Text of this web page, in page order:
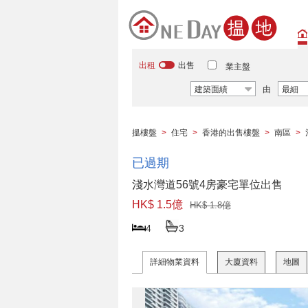
出租 出售 業主盤
建築面績 由 最細
搵樓盤 > 住宅 > 香港的出售樓盤 > 南區 >
已過期
淺水灣道56號4房豪宅單位出售
HK$ 1.5億
HK$ 1.8億
4 3
詳細物業資料 大廈資料 地圖